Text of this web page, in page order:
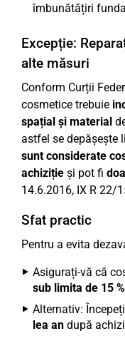
îmbunătățiri
Excepție:
alte măsuri
Conform Curții
cosmetice trebuie
spațial și material
astfel se depășește
sunt considerate
achiziție și pot fi
14.6.2016, IX R 22/
Sfat practic
Pentru a evita
Asigurați-vă că
sub limita de 15 %
Alternativ:
lea an după